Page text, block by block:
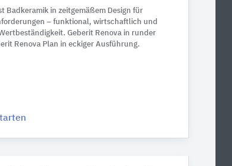
Badkeramik in zeitgemäßem Design für
– funktional, wirtschaftlich und
Geberit Renova in runder
Renova Plan in eckiger Ausführung.